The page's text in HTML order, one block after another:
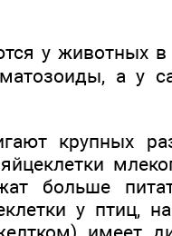
у животных в
а у
крупных
больше
у птиц,